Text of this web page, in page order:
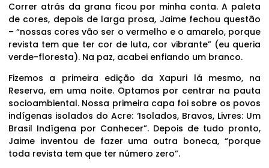
Correr atrás da grana ficou por minha conta. A paleta
de cores, depois de larga prosa, Jaime fechou questão
– “nossas cores vão ser o vermelho e o amarelo, porque
revista tem que ter cor de luta, cor vibrante” (eu queria
verde-floresta). Na paz, acabei enfiando um branco.
Fizemos a primeira edição da Xapuri lá mesmo, na
Reserva, em uma noite. Optamos por centrar na pauta
socioambiental. Nossa primeira capa foi sobre os povos
indígenas isolados do Acre: ‘Isolados, Bravos, Livres: Um
Brasil Indígena por Conhecer”. Depois de tudo pronto,
Jaime inventou de fazer uma outra boneca, “porque
toda revista tem que ter número zero”.